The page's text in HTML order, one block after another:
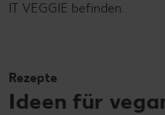
IT VEGGIE befinden.
Rezepte
Ideen für